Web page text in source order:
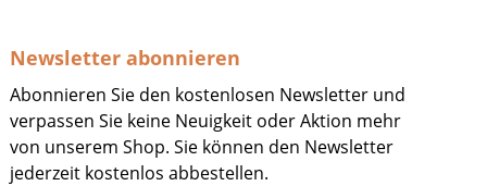
Newsletter abonnieren
Abonnieren Sie den kostenlosen Newsletter und
verpassen Sie keine Neuigkeit oder Aktion mehr
von unserem Shop. Sie können den Newsletter
jederzeit kostenlos abbestellen.